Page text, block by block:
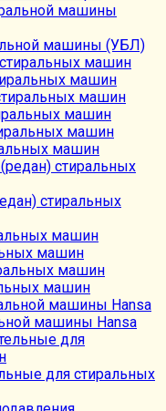
машины (УБЛ)
машин
машин
машин
стиральных
машин
машин
машины Hansa
для стиральных